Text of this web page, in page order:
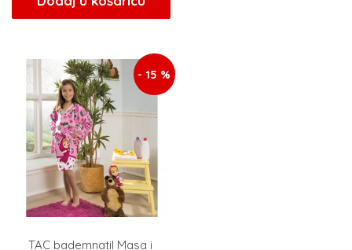
je:
10,20 KM.
- 15 %
TAC bademnatil Masa i